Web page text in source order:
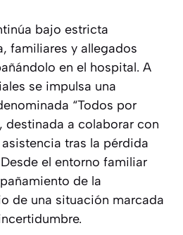
bajo estricta
familiares y allegados
en el hospital. A
se impulsa una
“Todos por
destinada a colaborar con
tras la pérdida
el entorno familiar
de la
de una situación marcada